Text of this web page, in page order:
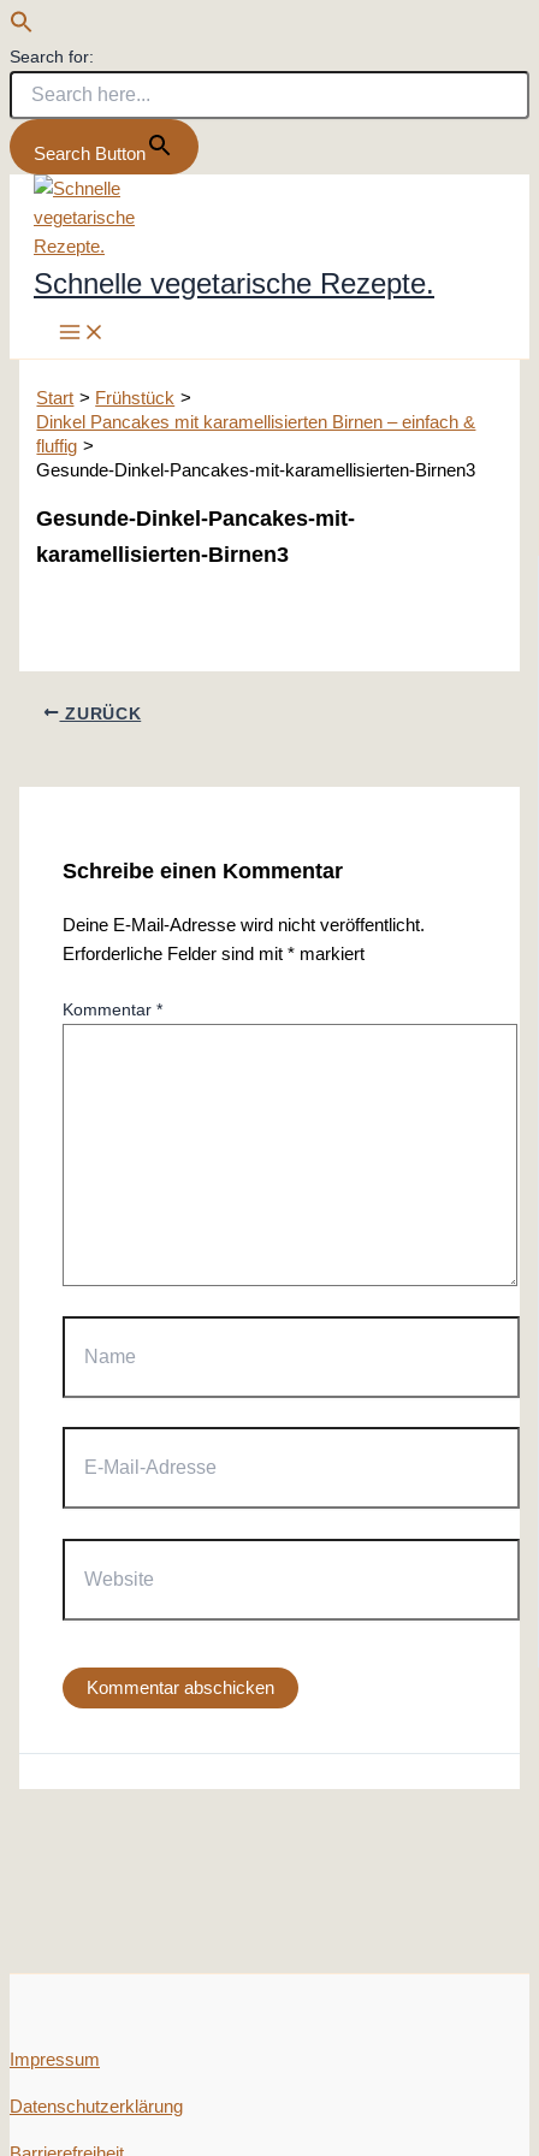
Search for:
Search Button
Zum
Inhalt
springen
Schnelle vegetarische Rezepte.
Start
Frühstück
Dinkel Pancakes mit karamellisierten Birnen – einfach &
fluffig
Gesunde-Dinkel-Pancakes-mit-karamellisierten-Birnen3
Gesunde-Dinkel-Pancakes-mit-
karamellisierten-Birnen3
ZURÜCK
Schreibe einen Kommentar
Deine E-Mail-Adresse wird nicht veröffentlicht.
Erforderliche Felder sind mit* markiert
Kommentar*
Mail-
Impressum
Datenschutzerklärung